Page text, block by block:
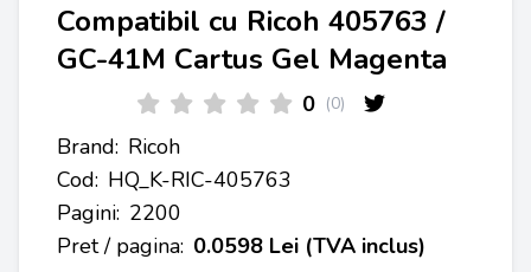
Compatibil cu Ricoh 405763 /
GC-41M Cartus Gel Magenta
0 (0)
Brand: Ricoh
Cod: HQ_K-RIC-405763
Pagini: 2200
Pret / pagina: 0.0598 Lei (TVA inclus)